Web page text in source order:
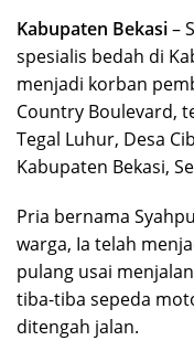
Kabupaten Bekasi–
spesialis bedah di
menjadi korban
Country Boulevard,
Tegal Luhur, Desa
Kabupaten Bekasi,
Pria bernama
warga, Ia telah
pulang usai
tiba-tiba sepeda
ditengah jalan.